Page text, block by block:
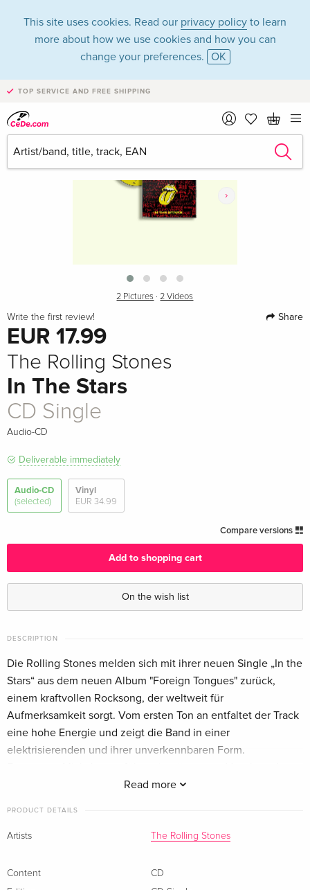
This site uses cookies. Read our privacy policy to learn
more about how we use cookies and how you can
change your preferences. OK
TOP SERVICE AND FREE SHIPPING
›
2 Pictures ·2 Videos
Write the first review! Share
EUR 17.99
The Rolling Stones
In The Stars
CD Single
Audio-CD
Deliverable immediately
Audio-CD
(selected)
Vinyl
EUR 34.99
Compare versions
Add to shopping cart
On the wish list
DESCRIPTION
Read more
Die Rolling Stones melden sich mit ihrer neuen Single „In the
Stars“ aus dem neuen Album "Foreign Tongues" zurück,
einem kraftvollen Rocksong, der weltweit für
Aufmerksamkeit sorgt. Vom ersten Ton an entfaltet der Track
eine hohe Energie und zeigt die Band in einer
elektrisierenden und ihrer unverkennbaren Form.
verleiht dem Song eine klare Intensität. Gleichzeitig liefern
riffgetriebenen Sound der Band. So entsteht ein Gesamtbild,
Parallel dazu kündigen die Rolling Stones ihr neues
PRODUCT DETAILS
Artists The Rolling Stones
Content
CD